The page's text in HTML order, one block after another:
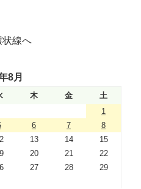
状線へ
8月
木 金
土
1
6 7
8
13 14
15
20 21
22
27 28
29